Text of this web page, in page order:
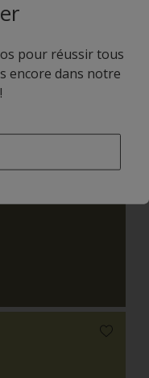
pour réussir tous
encore dans notre